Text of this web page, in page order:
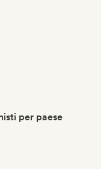
per paese